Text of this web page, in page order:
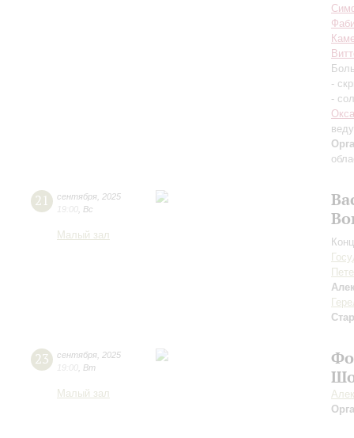
-
-
21 сентября 2025
19:00 Вс
Малый зал
23 сентября 2025
19:00 Вт
Малый зал